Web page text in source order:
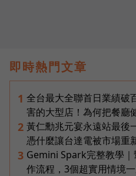
即時熱門文章
1 全台最大全聯首日業績破
害的大型店！為何把餐廳
2 黃仁勳兆元宴永遠站最後
憑什麼讓台達電被市場重
3 Gemini Spark完整教學
作流程，3個超實用情境